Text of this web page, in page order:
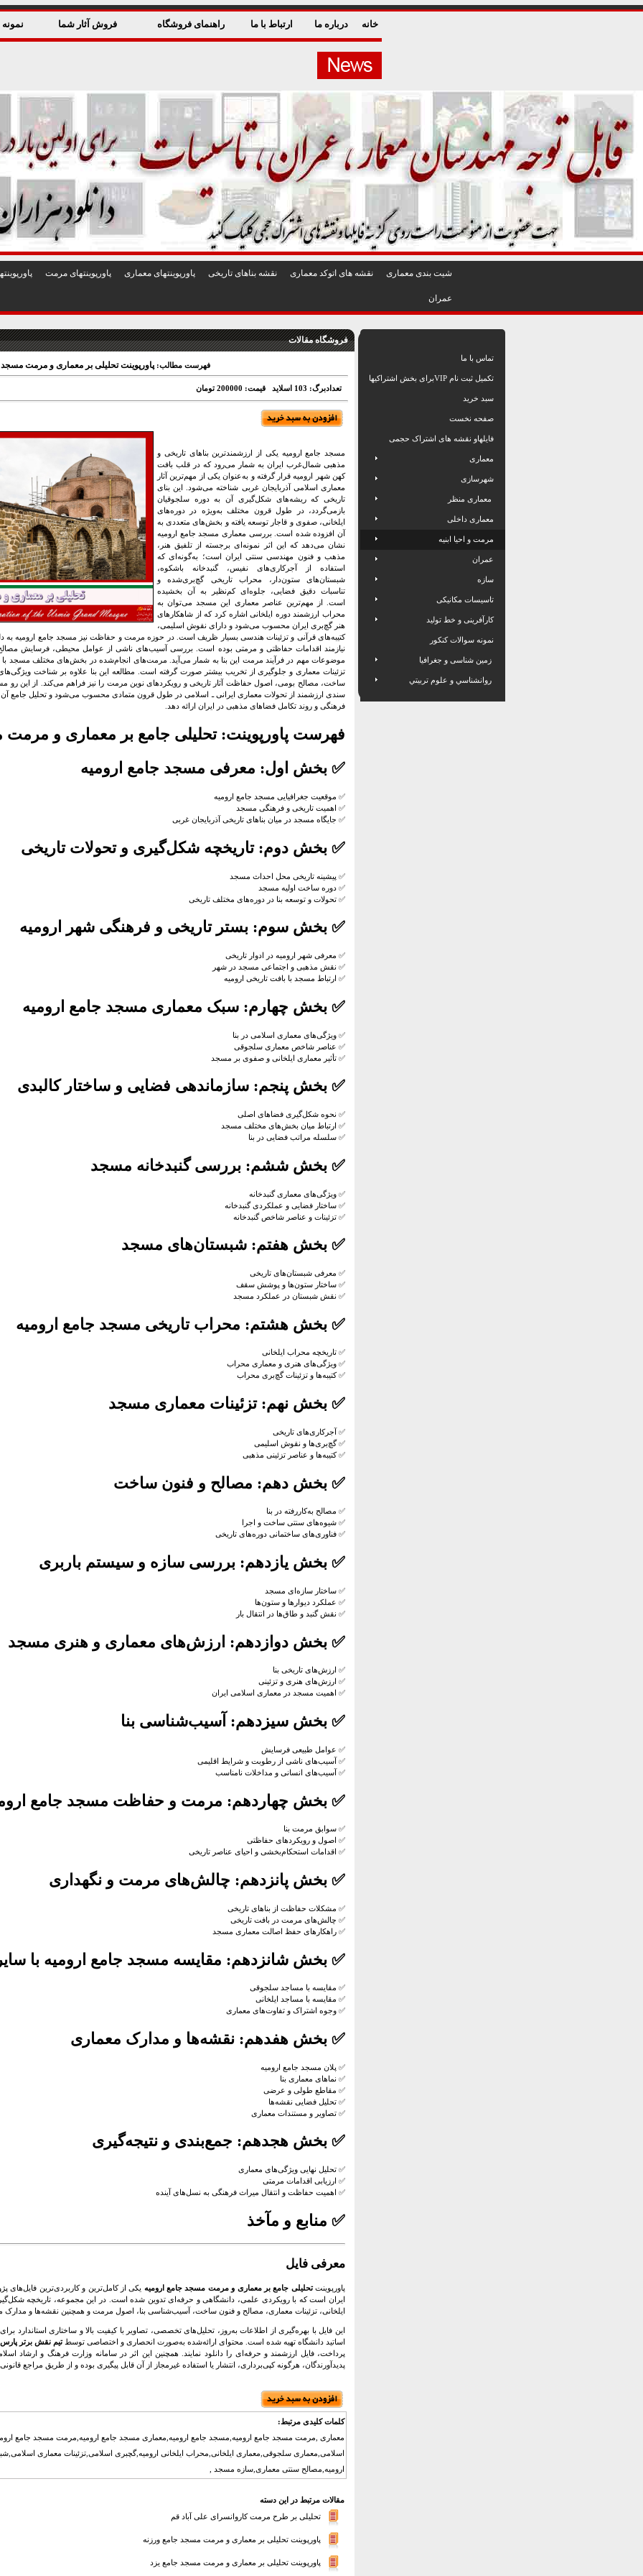
خانه درباره ما ارتباط با ما راهنمای فروشگاه فروش آثار شما نمونه
شيت بندی معماری نقشه های اتوکد معماری نقشه بناهای تاريخی پاورپوينتهای معماری پاورپوينتهای مرمت
عمران
فروشگاه مقالات
فهرست مطالب: پاورپوینت تحلیلی بر معماری و مرمت مسجد
تعدادبرگ: 103 اسلاید قیمت: 200000 تومان
مسجد جامع ارومیه یکی از ارزشمندترین بناهای تاریخی و
مذهبی شمال‌غرب ایران به شمار می‌رود که در قلب بافت
کهن شهر ارومیه قرار گرفته و به‌عنوان یکی از مهم‌ترین آثار
معماری اسلامی آذربایجان غربی شناخته می‌شود. این بنای
تاریخی که ریشه‌های شکل‌گیری آن به دوره سلجوقیان
بازمی‌گردد، در طول قرون مختلف به‌ویژه در دوره‌های
ایلخانی، صفوی و قاجار توسعه یافته و بخش‌های متعددی به
آن افزوده شده است. بررسی معماری مسجد جامع ارومیه
نشان می‌دهد که این اثر نمونه‌ای برجسته از تلفیق هنر،
مذهب و فنون مهندسی سنتی ایران است؛ به‌گونه‌ای که
استفاده از آجرکاری‌های نفیس، گنبدخانه باشکوه،
شبستان‌های ستون‌دار، محراب تاریخی گچ‌بری‌شده و
تناسبات دقیق فضایی، جلوه‌ای کم‌نظیر به آن بخشیده
است. از مهم‌ترین عناصر معماری این مسجد می‌توان به
محراب ارزشمند دوره ایلخانی اشاره کرد که از شاهکارهای
هنر گچ‌بری ایران محسوب می‌شود و دارای نقوش اسلیمی،
کتیبه‌های قرآنی و تزئینات هندسی بسیار ظریف است. در حوزه مرمت و حفاظت نیز مسجد جامع ارومیه به
نیازمند اقدامات حفاظتی و مرمتی بوده است. بررسی آسیب‌های ناشی از عوامل محیطی، فرسایش
موضوعات مهم در فرآیند مرمت این بنا به شمار می‌آید. مرمت‌های انجام‌شده در بخش‌های مختلف مسجد
تزئینات معماری و جلوگیری از تخریب بیشتر صورت گرفته است. مطالعه این بنا علاوه بر شناخت
ساخت، مصالح بومی، اصول حفاظت آثار تاریخی و رویکردهای نوین مرمت را نیز فراهم می‌کند. از این رو
سندی ارزشمند از تحولات معماری ایرانی ـ اسلامی در طول قرون متمادی محسوب می‌شود و تحلیل جامع
فرهنگی و روند تکامل فضاهای مذهبی در ایران ارائه دهد.
فهرست پاورپوینت: تحلیلی جامع بر معماری و
✅ بخش اول: معرفی مسجد جامع ارومیه
✅ موقعیت جغرافیایی مسجد جامع ارومیه
✅ اهمیت تاریخی و فرهنگی مسجد
✅ جایگاه مسجد در میان بناهای تاریخی آذربایجان غربی
✅ بخش دوم: تاریخچه شکل‌گیری و تحولات تاریخی
✅ پیشینه تاریخی محل احداث مسجد
✅ دوره ساخت اولیه مسجد
✅ تحولات و توسعه بنا در دوره‌های مختلف تاریخی
✅ بخش سوم: بستر تاریخی و فرهنگی شهر ارومیه
✅ معرفی شهر ارومیه در ادوار تاریخی
✅ نقش مذهبی و اجتماعی مسجد در شهر
✅ ارتباط مسجد با بافت تاریخی ارومیه
✅ بخش چهارم: سبک معماری مسجد جامع ارومیه
✅ ویژگی‌های معماری اسلامی در بنا
✅ عناصر شاخص معماری سلجوقی
✅ تأثیر معماری ایلخانی و صفوی بر مسجد
✅ بخش پنجم: سازماندهی فضایی و ساختار کالبدی
✅ نحوه شکل‌گیری فضاهای اصلی
✅ ارتباط میان بخش‌های مختلف مسجد
✅ سلسله مراتب فضایی در بنا
✅ بخش ششم: بررسی گنبدخانه مسجد
✅ ویژگی‌های معماری گنبدخانه
✅ ساختار فضایی و عملکردی گنبدخانه
✅ تزئینات و عناصر شاخص گنبدخانه
✅ بخش هفتم: شبستان‌های مسجد
✅ معرفی شبستان‌های تاریخی
✅ ساختار ستون‌ها و پوشش سقف
✅ نقش شبستان در عملکرد مسجد
✅ بخش هشتم: محراب تاریخی مسجد جامع ارومیه
✅ تاریخچه محراب ایلخانی
✅ ویژگی‌های هنری و معماری محراب
✅ کتیبه‌ها و تزئینات گچ‌بری محراب
✅ بخش نهم: تزئینات معماری مسجد
✅ آجرکاری‌های تاریخی
✅ گچ‌بری‌ها و نقوش اسلیمی
✅ کتیبه‌ها و عناصر تزئینی مذهبی
✅ بخش دهم: مصالح و فنون ساخت
✅ مصالح به‌کاررفته در بنا
✅ شیوه‌های سنتی ساخت و اجرا
✅ فناوری‌های ساختمانی دوره‌های تاریخی
✅ بخش یازدهم: بررسی سازه و سیستم باربری
✅ ساختار سازه‌ای مسجد
✅ عملکرد دیوارها و ستون‌ها
✅ نقش گنبد و طاق‌ها در انتقال بار
✅ بخش دوازدهم: ارزش‌های معماری و هنری مسجد
✅ ارزش‌های تاریخی بنا
✅ ارزش‌های هنری و تزئینی
✅ اهمیت مسجد در معماری اسلامی ایران
✅ بخش سیزدهم: آسیب‌شناسی بنا
✅ عوامل طبیعی فرسایش
✅ آسیب‌های ناشی از رطوبت و شرایط اقلیمی
✅ آسیب‌های انسانی و مداخلات نامناسب
✅ بخش چهاردهم: مرمت و حفاظت مسجد جامع
✅ سوابق مرمت بنا
✅ اصول و رویکردهای حفاظتی
✅ اقدامات استحکام‌بخشی و احیای عناصر تاریخی
✅ بخش پانزدهم: چالش‌های مرمت و نگهداری
✅ مشکلات حفاظت از بناهای تاریخی
✅ چالش‌های مرمت در بافت تاریخی
✅ راهکارهای حفظ اصالت معماری مسجد
✅ بخش شانزدهم: مقایسه مسجد جامع ارومیه با
✅ مقایسه با مساجد سلجوقی
✅ مقایسه با مساجد ایلخانی
✅ وجوه اشتراک و تفاوت‌های معماری
✅ بخش هفدهم: نقشه‌ها و مدارک معماری
✅ پلان مسجد جامع ارومیه
✅ نماهای معماری بنا
✅ مقاطع طولی و عرضی
✅ تحلیل فضایی نقشه‌ها
✅ تصاویر و مستندات معماری
✅ بخش هجدهم: جمع‌بندی و نتیجه‌گیری
✅ تحلیل نهایی ویژگی‌های معماری
✅ ارزیابی اقدامات مرمتی
✅ اهمیت حفاظت و انتقال میراث فرهنگی به نسل‌های آینده
✅ منابع و مآخذ
معرفی فایل
پاورپوینتتحلیلی جامع بر معماری و مرمت مسجد جامع ارومیه یکی از کامل‌ترین و کاربردی‌ترین
ایران است که با رویکردی علمی، دانشگاهی و حرفه‌ای تدوین شده است. در این مجموعه، تاریخچه
ایلخانی، تزئینات معماری، مصالح و فنون ساخت، آسیب‌شناسی بنا، اصول مرمت و همچنین نقشه‌ها و
این فایل با بهره‌گیری از اطلاعات به‌روز، تحلیل‌های تخصصی، تصاویر با کیفیت بالا و ساختاری
اساتید دانشگاه تهیه شده است. محتوای ارائه‌شده به‌صورت انحصاری و اختصاصی توسطتیم نقش برتر پارس
پدیدآورندگان، هرگونه کپی‌برداری، انتشار یا استفاده غیرمجاز از آن قابل پیگیری بوده و از طریق مراجع
کلمات کلیدی مرتبط:
معماری ,مرمت مسجد جامع ارومیه,مسجد جامع ارومیه,معماری مسجد جامع ارومیه,مرمت مسجد جامع
اسلامی,معماری سلجوقی,معماری ایلخانی,محراب ایلخانی ارومیه,گچبری اسلامی,تزئینات معماری
ارومیه,مصالح سنتی معماری,سازه مسجد ,
مقالات مرتبط در این دسته
تحلیلی بر طرح مرمت کاروانسرای علی آباد قم
پاورپوینت تحلیلی بر معماری و مرمت مسجد جامع ورزنه
پاورپوینت تحلیلی بر معماری و مرمت مسجد جامع یزد
تماس با ما
تکمیل ثبت نام VIPبرای بخش اشتراکیها
سبد خرید
صفحه نخست
فایلهاو نقشه های اشتراک حجمی
معماری
شهرسازی
معماری منظر
معماری داخلی
مرمت و احیا ابنیه
عمران
سازه
تاسیسات مکانیکی
کارآفرینی و خط تولید
نمونه سوالات کنکور
زمین شناسی و جغرافیا
روانشناسي و علوم تربيتي